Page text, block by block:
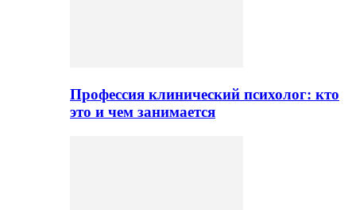
Профессия клинический психолог: кто
это и чем занимается